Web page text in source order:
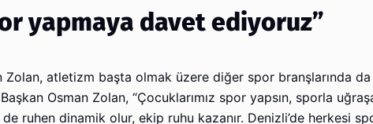
yapmaya davet ediyoruz”
Zolan, atletizm başta olmak üzere diğer spor branşlarında
Osman Zolan, “Çocuklarımız spor yapsın, sporla
ruhen dinamik olur, ekip ruhu kazanır. Denizli’de herkesi